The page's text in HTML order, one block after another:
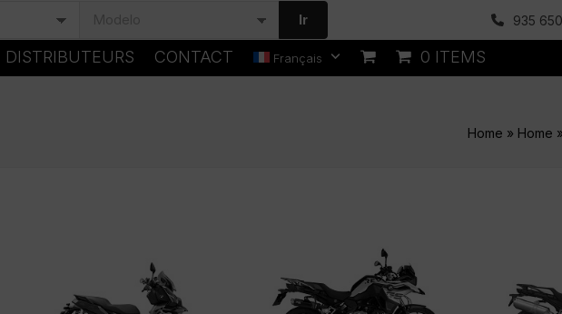
Ir 935
DISTRIBUTEURS CONTACT Français 0 ITEMS
Home » Home »